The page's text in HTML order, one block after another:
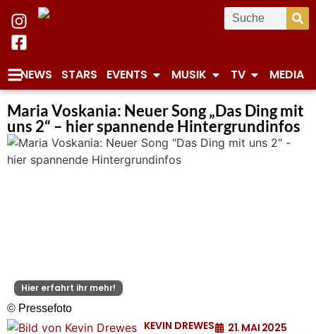
NEWS STARS EVENTS MUSIK TV MEDIA
Maria Voskania: Neuer Song „Das Ding mit
uns 2“ – hier spannende Hintergrundinfos
Hier erfahrt ihr mehr!
© Pressefoto
KEVIN DREWES 21. MAI 2025